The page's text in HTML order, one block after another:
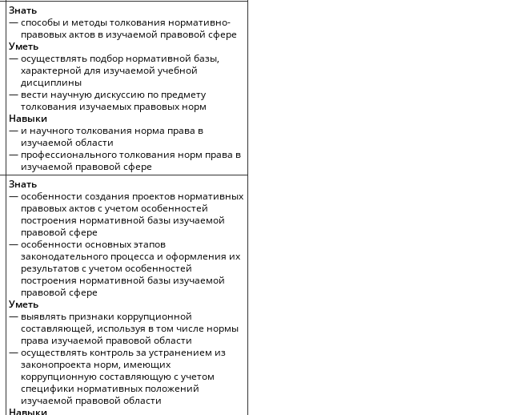
Знать
способы и методы толкования нормативно-
правовых актов в изучаемой правовой сфере
Уметь
осуществлять подбор нормативной базы,
характерной для изучаемой учебной
дисциплины
вести научную дискуссию по предмету
толкования изучаемых правовых норм
Навыки
и научного толкования норма права в
изучаемой области
профессионального толкования норм права в
изучаемой правовой сфере
Знать
особенности создания проектов нормативных
правовых актов с учетом особенностей
построения нормативной базы изучаемой
правовой сфере
особенности основных этапов
законодательного процесса и оформления их
результатов с учетом особенностей
построения нормативной базы изучаемой
правовой сфере
Уметь
выявлять признаки коррупционной
составляющей, используя в том числе нормы
права изучаемой правовой области
осуществлять контроль за устранением из
законопроекта норм, имеющих
коррупционную составляющую с учетом
специфики нормативных положений
изучаемой правовой области
Навыки